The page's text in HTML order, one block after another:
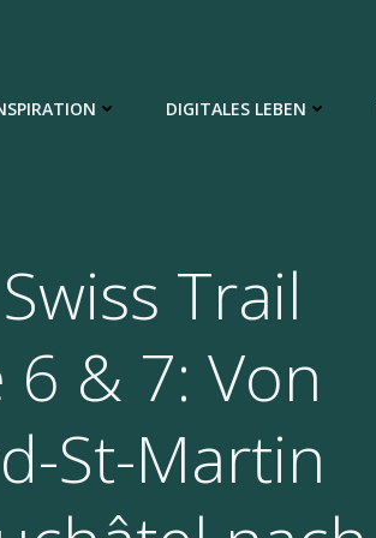
DIGITALES LEBEN
Trail
6 & 7: Von
St-Martin